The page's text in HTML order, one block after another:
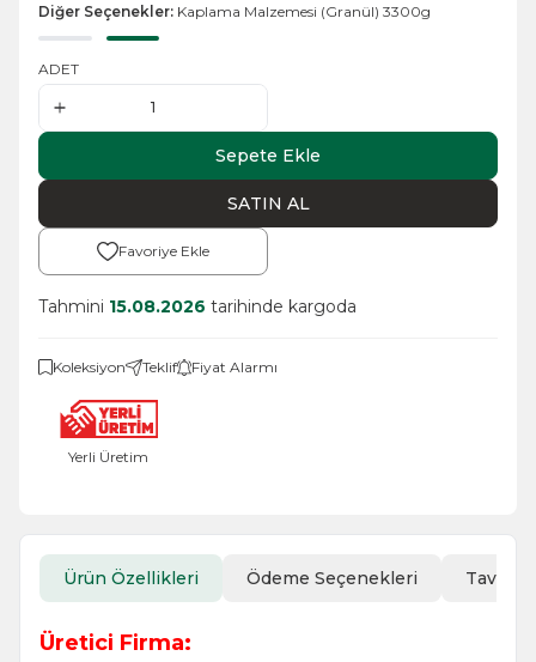
Diğer Seçenekler: Kaplama Malzemesi (Granül) 3300g
ADET
Sepete Ekle
SATIN AL
Favoriye Ekle
Tahmini 15.08.2026 tarihinde kargoda
Koleksiyon Teklif Fiyat Alarmı
Yerli Üretim
Ürün Özellikleri Ödeme Seçenekleri Tavsiye
Üretici Firma: